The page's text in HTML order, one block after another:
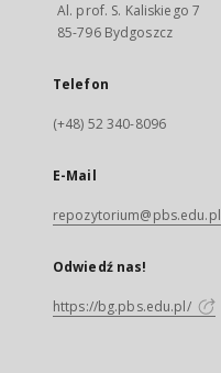
Al. prof. S. Kaliskiego 7
85-796 Bydgoszcz
Telefon
(+48) 52 340-8096
E-Mail
repozytorium@pbs.edu.pl
Odwiedź nas!
https://bg.pbs.edu.pl/